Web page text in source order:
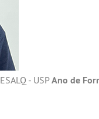
ESALQ - USPAno de